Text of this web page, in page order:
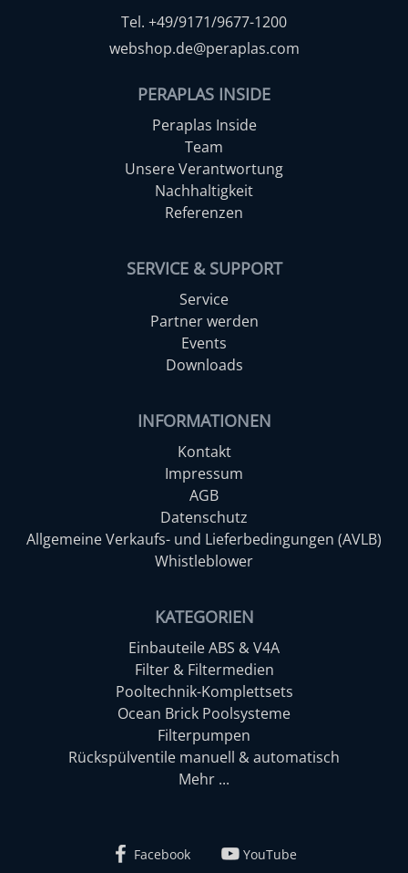
Tel. +49/9171/9677-1200
webshop.de@peraplas.com
PERAPLAS INSIDE
Peraplas Inside
Team
Unsere Verantwortung
Nachhaltigkeit
Referenzen
SERVICE & SUPPORT
Service
Partner werden
Events
Downloads
INFORMATIONEN
Kontakt
Impressum
AGB
Datenschutz
Allgemeine Verkaufs- und Lieferbedingungen (AVLB)
Whistleblower
KATEGORIEN
Einbauteile ABS & V4A
Filter & Filtermedien
Pooltechnik-Komplettsets
Ocean Brick Poolsysteme
Filterpumpen
Rückspülventile manuell & automatisch
Mehr ...
Facebook YouTube